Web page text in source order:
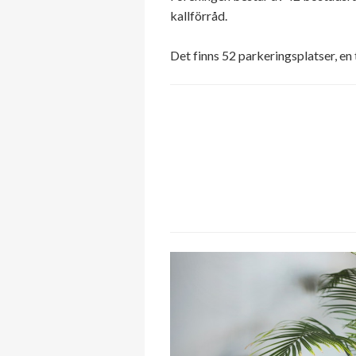
kallförråd.
Det finns 52 parkeringsplatser,